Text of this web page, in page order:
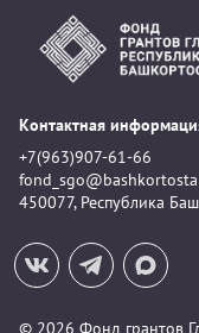
Контактная
+7(963)907-61-66
450077, Республика